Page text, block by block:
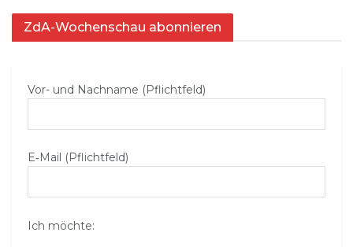
ZdA-Wochenschau abonnieren
Vor- und Nachname (Pflichtfeld)
E‑Mail (Pflichtfeld)
Ich möchte: